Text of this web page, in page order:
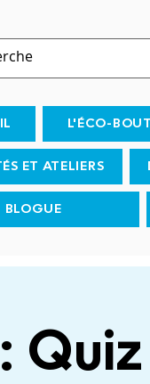
L'ÉCO-
ET ATELIERS
BLOGUE